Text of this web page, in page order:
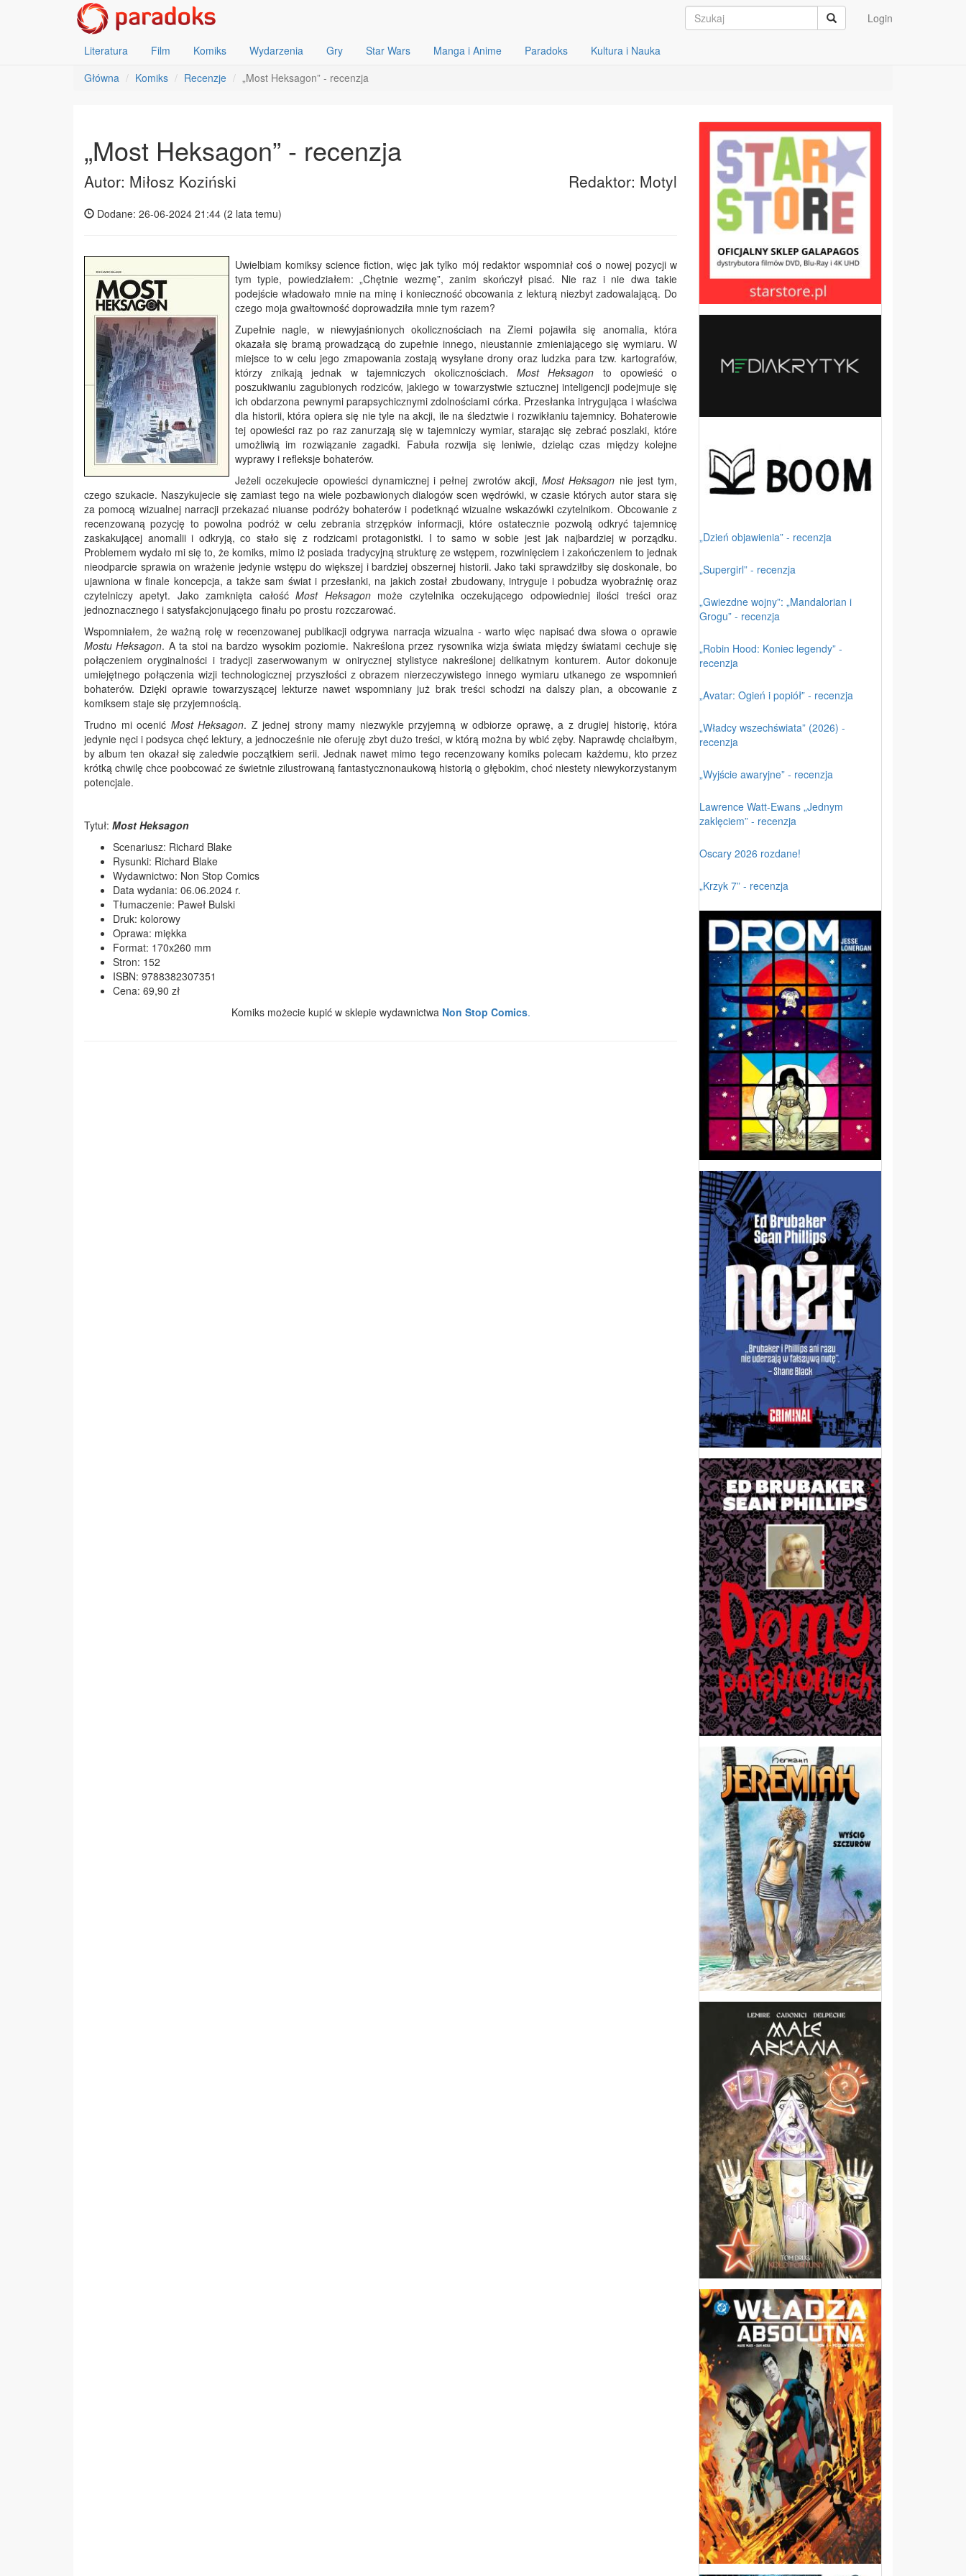
Login
Literatura Film Komiks Wydarzenia Gry Star Wars Manga i Anime Paradoks
Kultura i Nauka
Główna
Komiks Recenzje „Most Heksagon” - recenzja
„Most Heksagon” - recenzja
Autor: Miłosz Koziński Redaktor: Motyl
Dodane: 26-06-2024 21:44 (2 lata temu)
Uwielbiam komiksy science fiction, więc jak tylko mój redaktor wspomniał coś o nowej pozycji w
tym typie, powiedziałem: „Chętnie wezmę”, zanim skończył pisać. Nie raz i nie dwa takie
podejście władowało mnie na minę i konieczność obcowania z lekturą niezbyt zadowalającą. Do
czego moja gwałtowność doprowadziła mnie tym razem?
Zupełnie nagle, w niewyjaśnionych okolicznościach na Ziemi pojawiła się anomalia, która
okazała się bramą prowadzącą do zupełnie innego, nieustannie zmieniającego się wymiaru. W
miejsce to w celu jego zmapowania zostają wysyłane drony oraz ludzka para tzw. kartografów,
którzy znikają jednak w tajemniczych okolicznościach.Most Heksagon to opowieść o
poszukiwaniu zagubionych rodziców, jakiego w towarzystwie sztucznej inteligencji podejmuje się
ich obdarzona pewnymi parapsychicznymi zdolnościami córka. Przesłanka intrygująca i właściwa
dla historii, która opiera się nie tyle na akcji, ile na śledztwie i rozwikłaniu tajemnicy. Bohaterowie
tej opowieści raz po raz zanurzają się w tajemniczy wymiar, starając się zebrać poszlaki, które
umożliwią im rozwiązanie zagadki. Fabuła rozwija się leniwie, dzieląc czas między kolejne
wyprawy i refleksje bohaterów.
Jeżeli oczekujecie opowieści dynamicznej i pełnej zwrotów akcji, Most Heksagon nie jest tym,
czego szukacie. Naszykujecie się zamiast tego na wiele pozbawionych dialogów scen wędrówki, w czasie których autor stara się
za pomocą wizualnej narracji przekazać niuanse podróży bohaterów i podetknąć wizualne wskazówki czytelnikom. Obcowanie z
recenzowaną pozycję to powolna podróż w celu zebrania strzępków informacji, które ostatecznie pozwolą odkryć tajemnicę
zaskakującej anomalii i odkryją, co stało się z rodzicami protagonistki. I to samo w sobie jest jak najbardziej w porządku.
Problemem wydało mi się to, że komiks, mimo iż posiada tradycyjną strukturę ze wstępem, rozwinięciem i zakończeniem to jednak
nieodparcie sprawia on wrażenie jedynie wstępu do większej i bardziej obszernej historii. Jako taki sprawdziłby się doskonale, bo
ujawniona w finale koncepcja, a także sam świat i przesłanki, na jakich został zbudowany, intryguje i pobudza wyobraźnię oraz
czytelniczy apetyt. Jako zamknięta całośćMost Heksagonmoże czytelnika oczekującego odpowiedniej ilości treści oraz
jednoznacznego i satysfakcjonującego finału po prostu rozczarować.
Wspomniałem, że ważną rolę w recenzowanej publikacji odgrywa narracja wizualna - warto więc napisać dwa słowa o oprawie
Mostu Heksagon. A ta stoi na bardzo wysokim poziomie. Nakreślona przez rysownika wizja świata między światami cechuje się
połączeniem oryginalności i tradycji zaserwowanym w onirycznej stylistyce nakreślonej delikatnym konturem. Autor dokonuje
umiejętnego połączenia wizji technologicznej przyszłości z obrazem nierzeczywistego innego wymiaru utkanego ze wspomnień
bohaterów. Dzięki oprawie towarzyszącej lekturze nawet wspomniany już brak treści schodzi na dalszy plan, a obcowanie z
komiksem staje się przyjemnością.
Trudno mi ocenić Most Heksagon. Z jednej strony mamy niezwykle przyjemną w odbiorze oprawę, a z drugiej historię, która
jedynie nęci i podsyca chęć lektury, a jednocześnie nie oferuję zbyt dużo treści, w którą można by wbić zęby. Naprawdę chciałbym,
by album ten okazał się zaledwie początkiem serii. Jednak nawet mimo tego recenzowany komiks polecam każdemu, kto przez
krótką chwilę chce poobcować ze świetnie zilustrowaną fantastycznonaukową historią o głębokim, choć niestety niewykorzystanym
potencjale.
Tytuł: Most Heksagon
Scenariusz: Richard Blake
Rysunki: Richard Blake
Wydawnictwo: Non Stop Comics
Data wydania: 06.06.2024 r.
Tłumaczenie: Paweł Bulski
Druk: kolorowy
Oprawa: miękka
Format: 170x260 mm
Stron: 152
ISBN: 9788382307351
Cena: 69,90 zł
Komiks możecie kupić w sklepie wydawnictwa Non Stop Comics.
„Dzień objawienia” - recenzja
„Supergirl” - recenzja
„Gwiezdne wojny”: „Mandalorian i
Grogu” - recenzja
„Robin Hood: Koniec legendy” -
recenzja
„Avatar: Ogień i popiół” - recenzja
„Władcy wszechświata” (2026) -
recenzja
„Wyjście awaryjne” - recenzja
Lawrence Watt-Ewans „Jednym
zaklęciem” - recenzja
Oscary 2026 rozdane!
„Krzyk 7” - recenzja